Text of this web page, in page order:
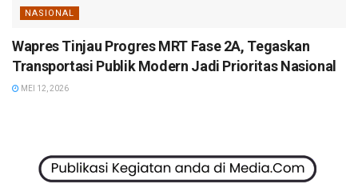
NASIONAL
Wapres Tinjau Progres MRT Fase 2A, Tegaskan
Transportasi Publik Modern Jadi Prioritas Nasional
MEI 12, 2026